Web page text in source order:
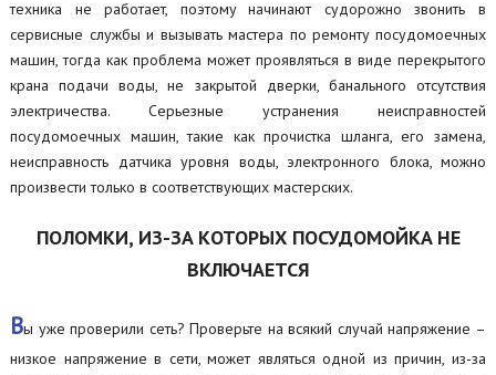
техника не работает, поэтому начинают судорожно звонить в
сервисные службы и вызывать мастера по ремонту посудомоечных
машин, тогда как проблема может проявляться в виде перекрытого
крана подачи воды, не закрытой дверки, банального отсутствия
электричества. Серьезные устранения неисправностей
посудомоечных машин, такие как прочистка шланга, его замена,
неисправность датчика уровня воды, электронного блока, можно
произвести только в соответствующих мастерских.
ПОЛОМКИ, ИЗ-ЗА КОТОРЫХ ПОСУДОМОЙКА НЕ
ВКЛЮЧАЕТСЯ
Вы уже проверили сеть? Проверьте на всякий случай напряжение –
низкое напряжение в сети, может являться одной из причин, из-за